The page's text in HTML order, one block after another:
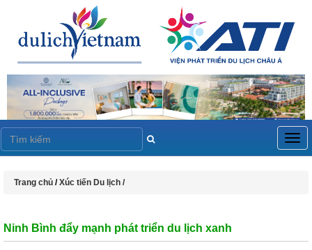
Trang chủ /Xúc tiến Du lịch /
Ninh Bình đẩy mạnh phát triển du lịch xanh